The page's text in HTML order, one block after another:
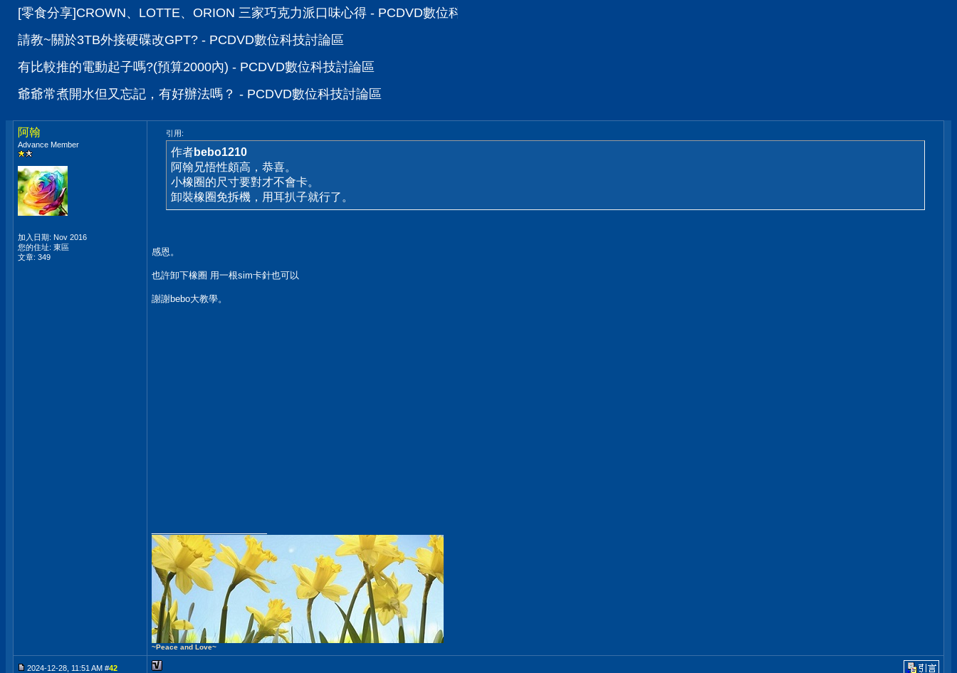
[零食分享]CROWN、LOTTE、ORION 三家巧克力派口味心得 - PCDVD數位科技討論區
請教~關於3TB外接硬碟改GPT? - PCDVD數位科技討論區
有比較推的電動起子嗎?(預算2000內) - PCDVD數位科技討論區
爺爺常煮開水但又忘記，有好辦法嗎？ - PCDVD數位科技討論區
阿翰
Advance Member
加入日期: Nov 2016
您的住址: 東區
文章: 349
引用:
作者bebo1210
阿翰兄悟性頗高，恭喜。
小橡圈的尺寸要對才不會卡。
卸裝橡圈免拆機，用耳扒子就行了。
感恩。
也許卸下橡圈 用一根sim卡針也可以
謝謝bebo大教學。
~Peace and Love~
2024-12-28, 11:51 AM #42